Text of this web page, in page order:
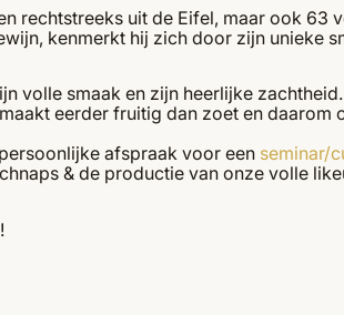
rechtstreeks uit de Eifel, maar ook 63
kenmerkt hij zich door zijn unieke
volle smaak en zijn heerlijke
eerder fruitig dan zoet en daarom
afspraak voor een seminar/
& de productie van onze volle